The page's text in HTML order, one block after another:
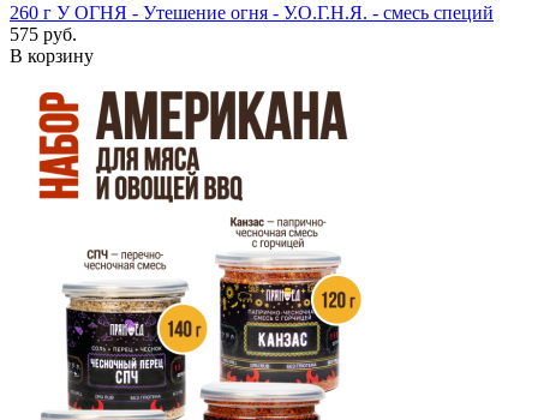
260 г У ОГНЯ - Утешение огня - У.О.Г.Н.Я. - смесь специй
575 руб.
В корзину